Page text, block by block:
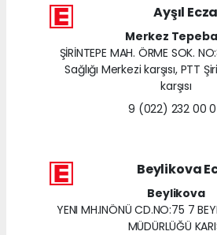
Ayşıl
Merkez
ŞİRİNTEPE MAH. ÖRME SOK.
Sağlığı Merkezi karşısı, PTT
karşısı
9 (022) 232 00
Beylikova
Beylikova
YENI MH.INÖNÜ CD.NO:75 7
MÜDÜRLÜĞÜ